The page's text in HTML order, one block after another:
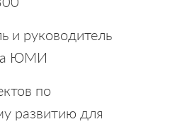
и руководитель
ЮМИ
по
развитию для